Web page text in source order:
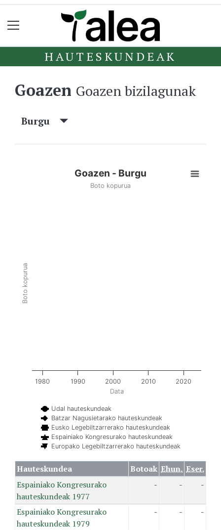
HAUTESKUNDEAK
Goazen Goazen bizilagunak
Burgu
Data
Boto kopurua
Goazen - Burgu
Boto kopurua
Udal hauteskundeak
Batzar Nagusietarako hauteskundeak
Eusko Legebiltzarrerako hauteskundeak
Espainiako Kongresurako hauteskundeak
Europako Legebiltzarrerako hauteskundeak
1980 1990 2000 2010 2020
Hauteskundea Botoak Ehun. Eser.
Espainiako Kongresurako
hauteskundeak 1977
- - -
Espainiako Kongresurako
hauteskundeak 1979
- - -